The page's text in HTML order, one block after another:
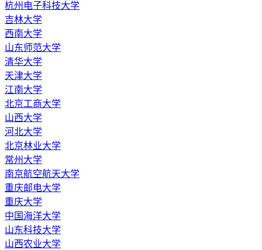
杭州电子科技大学
吉林大学
西南大学
山东师范大学
清华大学
天津大学
江南大学
北京工商大学
山西大学
河北大学
北京林业大学
常州大学
南京航空航天大学
重庆邮电大学
重庆大学
中国海洋大学
山东科技大学
山西农业大学